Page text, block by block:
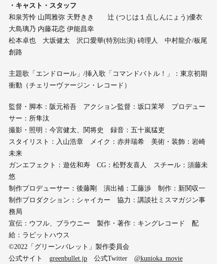
・キャスト・スタッフ
和泉芳怜 山岡雅弥 天野きき 辻 (つじは１点しんにょう)優衣
大島璃乃 内藤花恋 伊能昌幸
松本卓也 大坂健太 沢口愛華(特別出演) 碕理人 中村龍介/板尾
創路
主題歌「エンドロール」/挿入歌「コマンドバトル！」：東京初期
衝動（チェリーヴァージン・レコード）
監督・脚本：阪元裕吾 アクション監督：坂口茉琴 プロデュー
サー：所隼汰
撮影・照明：今宮健太、関将史 録音：五十嵐猛吏
スタイリスト：入山浩章 メイク：赤井瑞希 美術・装飾：岩崎
未来
ガンエフェクト：遊佐和寿 CG：松野友喜人 スチール：須藤未
悠
制作プロデューサー：後藤剛 演出補：工藤渉 制作：新関収一
制作プロダクション：シャイカー 協力：講談社ミスマガジン事
務局
宣伝：ウフル、ブラウニー 製作・著作：キングレコード 配
給：ラビットハウス
©2022「グリーンバレット」製作委員会
公式サイト greenbullet.jp公式Twitter @kunioka_movie